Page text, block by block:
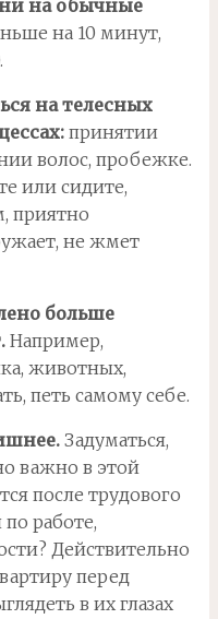
на обычные
на 10 минут,
на телесных
принятии
волос, пробежке.
или сидите,
приятно
не жмет
больше
Например,
животных,
петь самому себе.
Задуматься,
важно в этой
после трудового
работе,
Действительно
перед
в их глазах